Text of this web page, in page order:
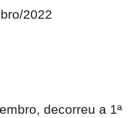
2022
decorreu a 1ª